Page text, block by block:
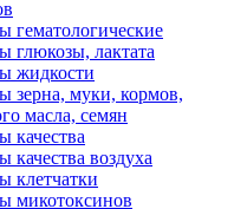
гематологические
глюкозы, лактата
жидкости
зерна, муки, кормов,
масла, семян
качества
качества воздуха
клетчатки
микотоксинов